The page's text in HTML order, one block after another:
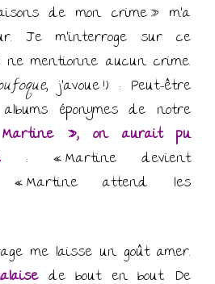
de mon crime » m’a
Je m’interroge sur ce
mentionne aucun crime.
, j’avoue !) : Peut-être
éponymes de notre
», on aurait pu
: « Martine devient
« Martine attend les
me laisse un goût amer.
de bout en bout. De